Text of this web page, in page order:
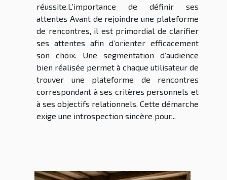
réussite.L’importance de définir ses
attentes Avant de rejoindre une plateforme
de rencontres, il est primordial de clarifier
ses attentes afin d’orienter efficacement
son choix. Une segmentation d’audience
bien réalisée permet à chaque utilisateur de
trouver une plateforme de rencontres
correspondant à ses critères personnels et
à ses objectifs relationnels. Cette démarche
exige une introspection sincère pour...